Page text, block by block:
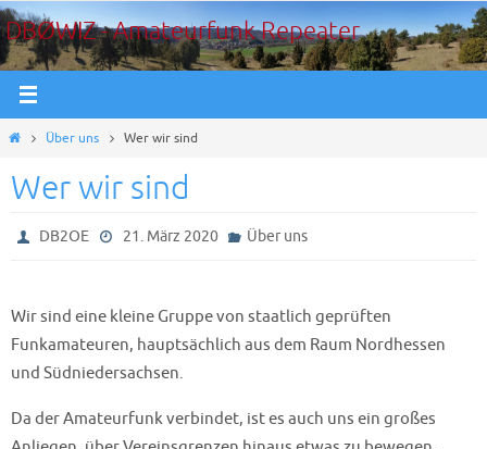
Zum
Inhalt
springen
DBØWIZ - Amateurfunk Repeater
StartÜber uns Wer wir sind
Wer wir sind
DB2OE 21. März 2020 Über uns
Wir sind eine kleine Gruppe von staatlich geprüften
Funkamateuren, hauptsächlich aus dem Raum Nordhessen
und Südniedersachsen.
Da der Amateurfunk verbindet, ist es auch uns ein großes